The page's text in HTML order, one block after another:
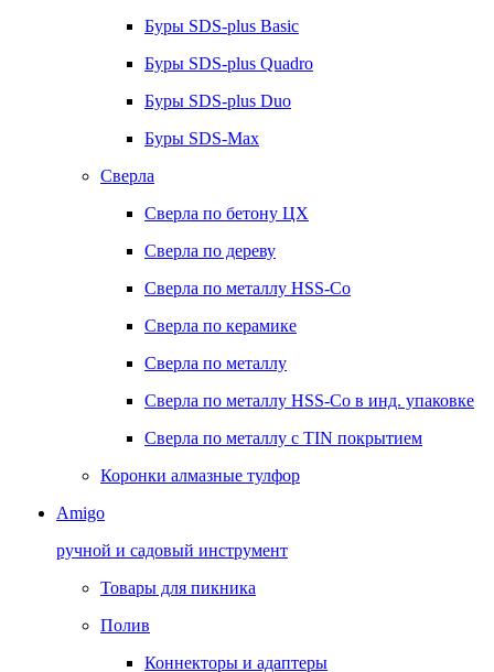
Буры SDS-plus Basic
Буры SDS-plus Quadro
Буры SDS-plus Duo
Буры SDS-Max
Сверла
Сверла по бетону ЦХ
Сверла по дереву
Сверла по металлу HSS-Co
Сверла по керамике
Сверла по металлу
Сверла по металлу HSS-Co в инд. упаковке
Сверла по металлу с TIN покрытием
Коронки алмазные тулфор
Amigo
ручной и садовый инструмент
Товары для пикника
Полив
Коннекторы и адаптеры